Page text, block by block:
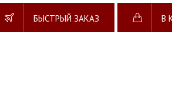
БЫСТРЫЙ ЗАКАЗ В